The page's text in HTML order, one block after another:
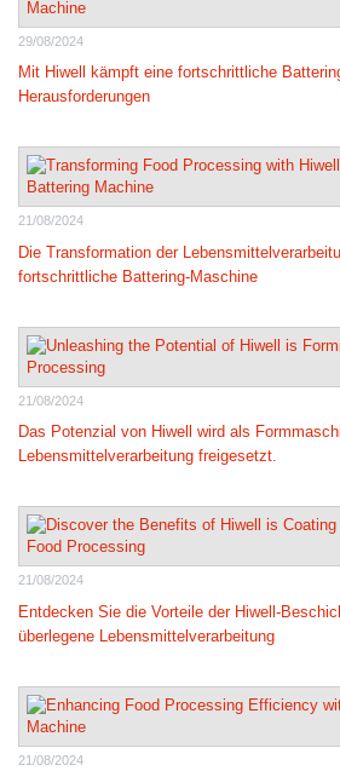
29/08/2024
Mit Hiwell kämpft eine fortschrittliche
Herausforderungen
21/08/2024
Die Transformation der
fortschrittliche Battering-Maschine
21/08/2024
Das Potenzial von Hiwell wird als
Lebensmittelverarbeitung freigesetzt.
21/08/2024
Entdecken Sie die Vorteile der Hiwell-
überlegene Lebensmittelverarbeitung
21/08/2024